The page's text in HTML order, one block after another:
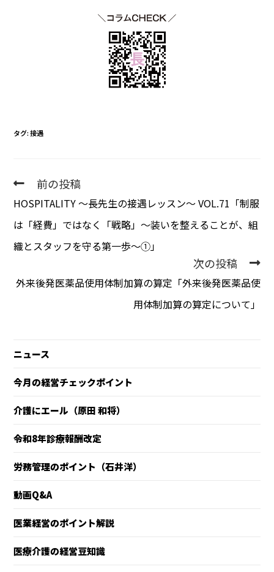
タグ:接遇
前の投稿
HOSPITALITY 〜長先生の接遇レッスン〜 VOL.71「制服
は「経費」ではなく「戦略」～装いを整えることが、組
織とスタッフを守る第一歩～①」
次の投稿
外来後発医薬品使用体制加算の算定「外来後発医薬品使
用体制加算の算定について」
ニュース
今月の経営チェックポイント
介護にエール（原田 和将）
令和8年診療報酬改定
労務管理のポイント（石井洋）
動画Q&A
医業経営のポイント解説
医療介護の経営豆知識